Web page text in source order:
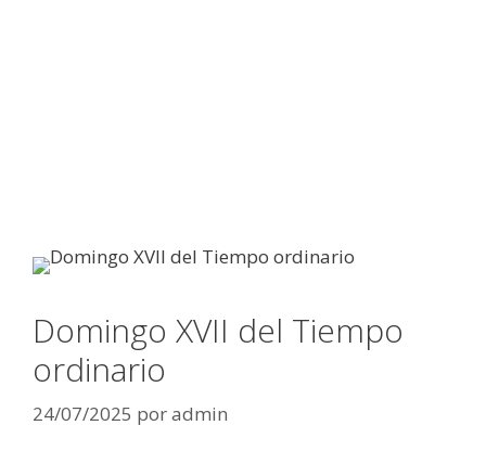
Domingo XVII del Tiempo
ordinario
24/07/2025 poradmin